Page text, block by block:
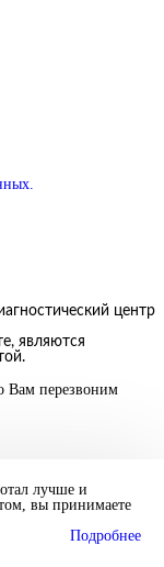
центр
являются
Вам перезвоним
лучше и
вы принимаете
Подробнее